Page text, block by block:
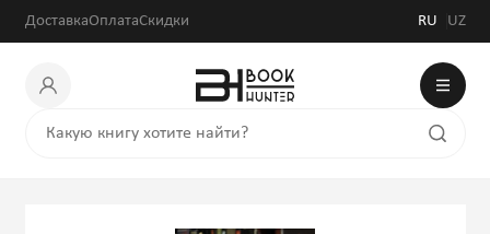
ДоставкаОплатаСкидки RU UZ